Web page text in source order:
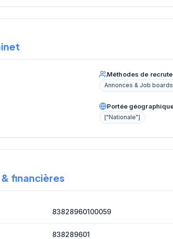
Méthodes de
Annonces & Job boards
Portée
["Nationale"]
financières
83828960100059
838289601